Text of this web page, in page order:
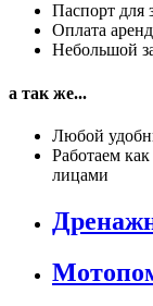
Паспорт для
Оплата
Небольшой
а так же...
Любой
Работаем
лицами